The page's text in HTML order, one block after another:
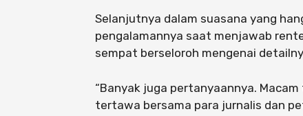
Selanjutnya dalam suasana yang
pengalamannya saat menjawab
sempat berseloroh mengenai
“Banyak juga pertanyaannya.
tertawa bersama para jurnalis dan